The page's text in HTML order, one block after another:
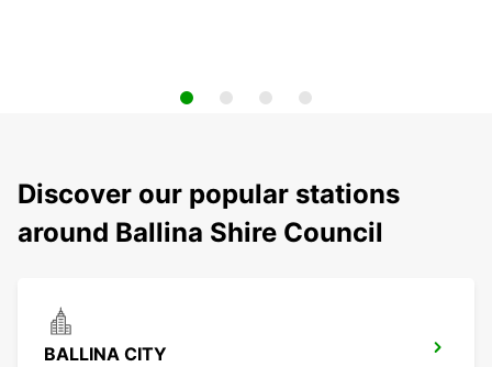
Discover our popular stations
around Ballina Shire Council
BALLINA CITY